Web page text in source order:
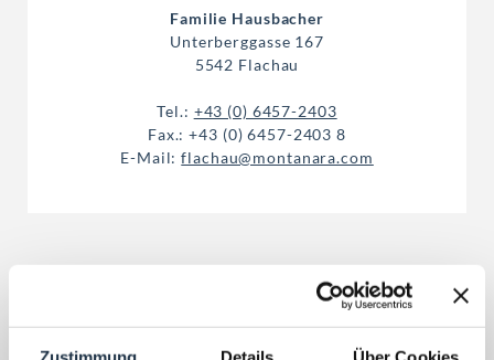
Familie Hausbacher
Unterberggasse 167
5542 Flachau
Tel.: +43 (0) 6457-2403
Fax.: +43 (0) 6457-2403 8
E-Mail:flachau@montanara.com